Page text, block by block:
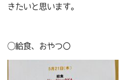
きたいと思います。
◯給食、おやつ〇